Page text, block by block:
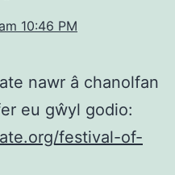
10:46 PM
nawr â chanolfan
eu gŵyl godio:
festival-of-